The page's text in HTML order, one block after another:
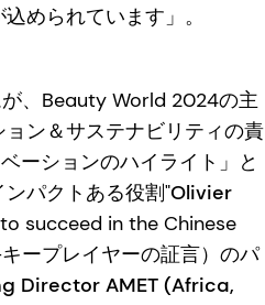
められています」。
、Beauty World 2024の主
ン＆サステナビリティの責
ーションのハイライト」と
パクトある役割"Olivier
succeed in the Chinese
ープレイヤーの証言）のパ
Director AMET (Africa,